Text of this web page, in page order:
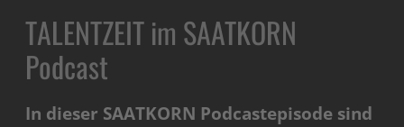
TALENTZEIT im SAATKORN
Podcast
In dieser SAATKORN Podcastepisode sind